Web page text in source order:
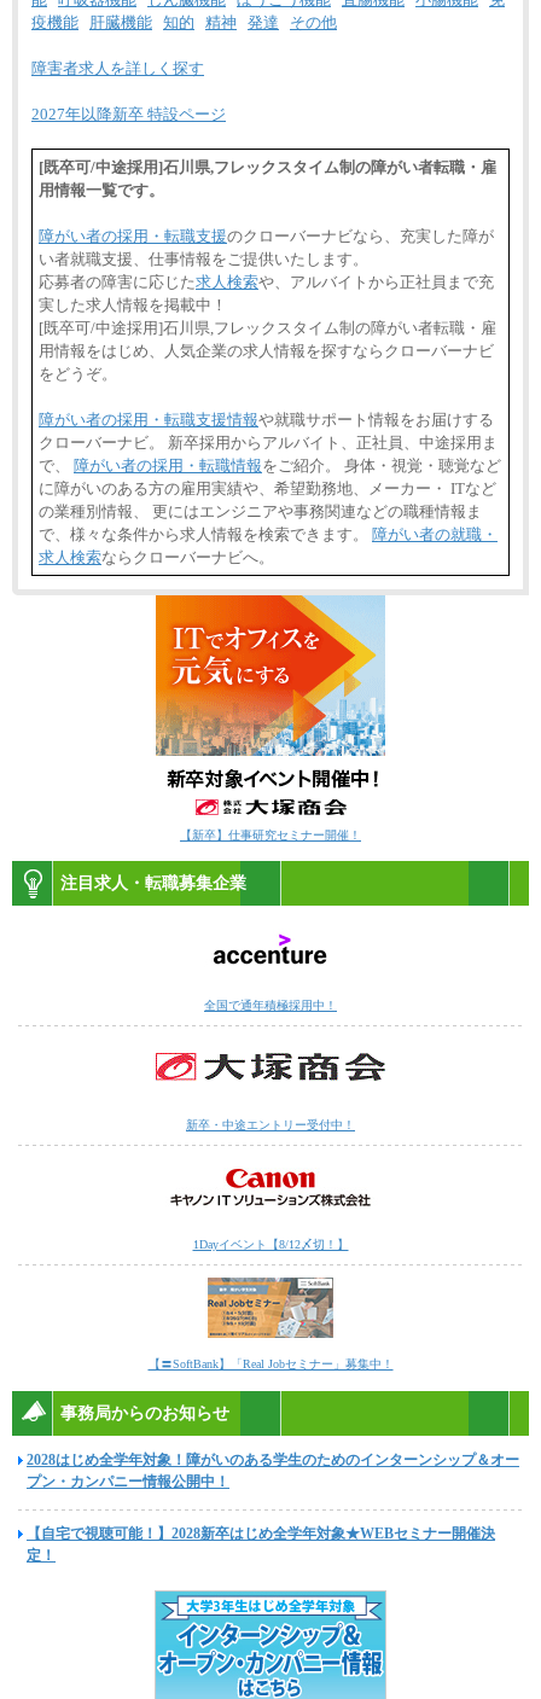
疫機能
肝臓機能 知的 精神 発達 その他
障害者求人を詳しく探す
2027年以降新卒 特設ページ
[既卒可/中途採用]石川県,フレックスタイム制の障がい者転職・雇
用情報一覧です。
障がい者の採用・転職支援のクローバーナビなら、充実した障が
い者就職支援、仕事情報をご提供いたします。
応募者の障害に応じた求人検索や、アルバイトから正社員まで充
実した求人情報を掲載中！
[既卒可/中途採用]石川県,フレックスタイム制の障がい者転職・雇
用情報をはじめ、人気企業の求人情報を探すならクローバーナビ
をどうぞ。
障がい者の採用・転職支援情報や就職サポート情報をお届けする
クローバーナビ。 新卒採用からアルバイト、正社員、中途採用ま
で、 障がい者の採用・転職情報をご紹介。 身体・視覚・聴覚など
に障がいのある方の雇用実績や、希望勤務地、メーカー・ ITなど
の業種別情報、 更にはエンジニアや事務関連などの職種情報ま
で、様々な条件から求人情報を検索できます。 障がい者の就職・
求人検索ならクローバーナビへ。
【新卒】仕事研究セミナー開催！
注目求人・転職募集企業
全国で通年積極採用中！
新卒・中途エントリー受付中！
1Dayイベント【8/12〆切！】
【〓SoftBank】「Real Jobセミナー」募集中！
事務局からのお知らせ
2028はじめ全学年対象！障がいのある学生のためのインターンシップ＆オー
プン・カンパニー情報公開中！
【自宅で視聴可能！】2028新卒はじめ全学年対象★WEBセミナー開催決
定！